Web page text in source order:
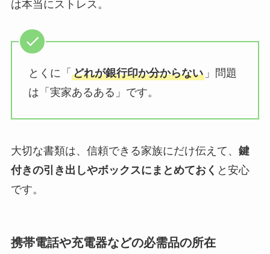
は本当にストレス。
とくに「 どれが銀行印か分からない」問題
は「実家あるある」です。
大切な書類は、信頼できる家族にだけ伝えて、 鍵
付きの引き出しやボックスにまとめておく と安心
です。
携帯電話や充電器などの必需品の所在